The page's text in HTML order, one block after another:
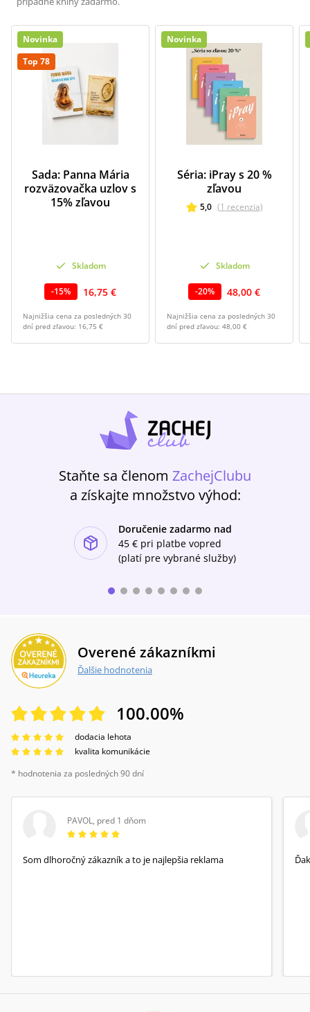
Novinka
Top 78
Sada: Panna Mária
rozväzovačka uzlov s
15% zľavou
Skladom
-15% 16,75 €
Najnižšia cena za posledných 30
dní pred zľavou: 16,75 €
Novinka
Séria: iPray s 20 %
zľavou
5,0 (1 recenzia)
Skladom
-20% 48,00 €
Najnižšia cena za posledných 30
dní pred zľavou: 48,00 €
Staňte sa členom ZachejClubu
a získajte množstvo výhod:
Doručenie zadarmo nad
45 € pri platbe vopred
(platí pre vybrané služby)
Overené zákazníkmi
Ďalšie hodnotenia
100.00%
dodacia lehota
kvalita komunikácie
* hodnotenia za posledných 90 dní
PAVOL, pred 1 dňom
Som dlhoročný zákazník a to je najlepšia reklama